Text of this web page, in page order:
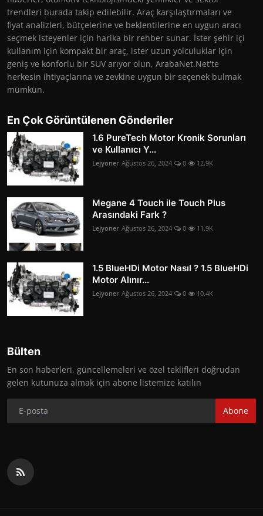
trendleri burada takip edilebilir. Araç karşılaştırmaları ve
fiyat analizleri, bütçelerine ve beklentilerine en uygun aracı
seçmek isteyenler için harika bir rehber sunar. İster şehir içi
kullanım için kompakt bir araç, ister uzun yolculuklar için
geniş ve konforlu bir SUV arıyor olun, ArabaNet.Net'te
herkesin ihtiyaçlarına ve zevkine uygun bir seçenek bulmak
mümkün.
En Çok Görüntülenen Gönderiler
1.6 PureTech Motor Kronik Sorunları
ve Kullanıcı Y...
Lejyoner Ağustos 26, 2024 0 12.9K
Megane 4 Touch ile Touch Plus
Arasındaki Fark ?
Lejyoner Ağustos 26, 2024 0 11.9K
1.5 BlueHDi Motor Nasıl ? 1.5 BlueHDi
Motor Alınır...
Lejyoner Ağustos 26, 2024 0 10.4K
Bülten
En son haberleri, güncellemeleri ve özel teklifleri doğrudan
gelen kutunuza almak için abone listemize katılın
Abone